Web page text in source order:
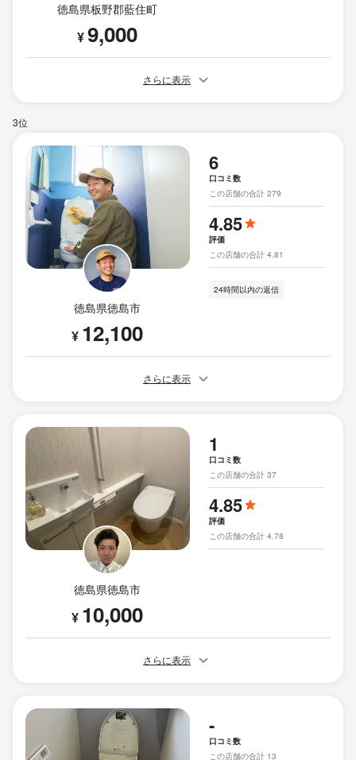
徳島県板野郡藍住町
¥9,000
さらに表示
3位
徳島県徳島市
¥ 12,100
6
口コミ数
この店舗の合計 279
4.85
評価
この店舗の合計 4.81
24時間以内の返信
さらに表示
徳島県徳島市
¥ 10,000
1
口コミ数
この店舗の合計 37
4.85
評価
この店舗の合計 4.78
さらに表示
-
口コミ数
この店舗の合計 13